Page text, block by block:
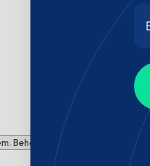
du hjälp? Chatta med